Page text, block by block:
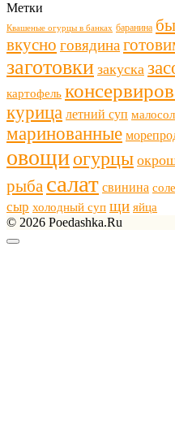
Метки
Квашеные огурцы в банках баранина
вкусно говядина
заготовки закуска
картофель
курица летний суп
маринованные
овощиогурцы
рыба салат свинина
сыр холодный суп щи яйца
© 2026 Poedashka.Ru